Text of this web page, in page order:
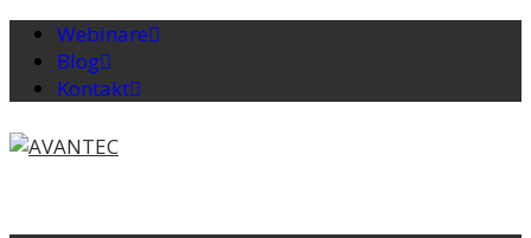
Webinare
Blog
Kontakt